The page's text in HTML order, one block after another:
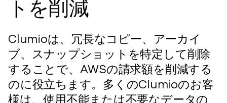
トを削減
Clumioは、冗長なコピー、アーカイ
ブ、スナップショットを特定して削除
することで、AWSの請求額を削減する
のに役立ちます。多くのClumioのお客
様は、使用不能または不要なデータの